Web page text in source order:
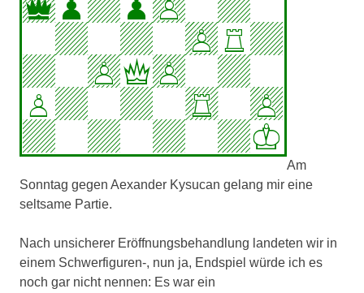
Am
Sonntag gegen Aexander Kysucan gelang mir eine
seltsame Partie.
Nach unsicherer Eröffnungsbehandlung landeten wir in
einem Schwerfiguren-, nun ja, Endspiel würde ich es
noch gar nicht nennen: Es war ein